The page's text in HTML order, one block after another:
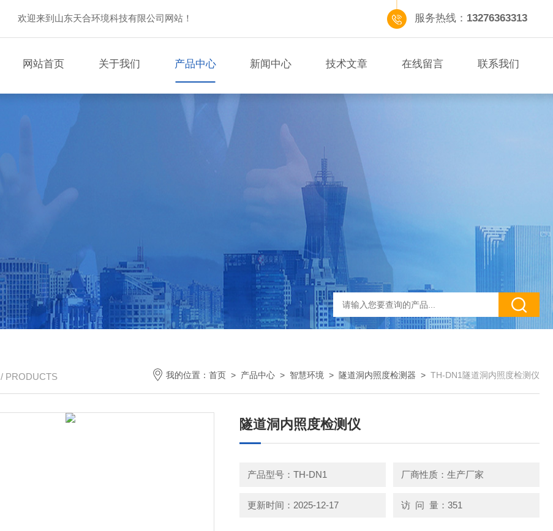
欢迎来到山东天合环境科技有限公司网站！ 服务热线： 13276363313
网站首页 关于我们 产品中心 新闻中心 技术文章 在线留言 联系我们
/ PRODUCTS 我的位置： 首页 > 产品中心 > 智慧环境 > 隧道洞内照度检测器 > TH-DN1隧道洞内照度检测仪
隧道洞内照度检测仪
产品型号：TH-DN1 厂商性质：生产厂家
更新时间：2025-12-17 访 问 量：351